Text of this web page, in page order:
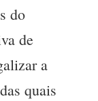
do
de
a
quais